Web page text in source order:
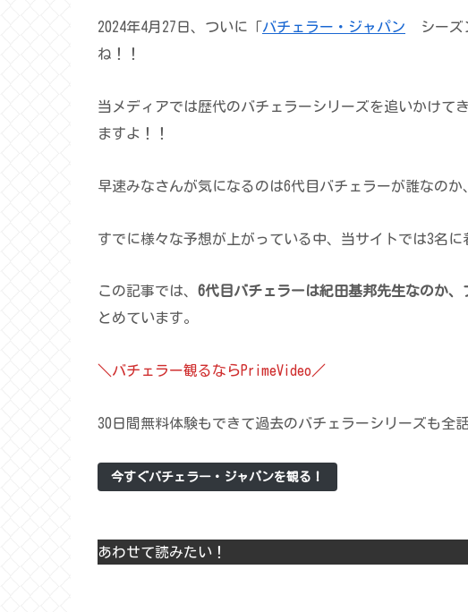
2024年4月27日、ついに「 バチェラー・ジャパン
シーズ
ね！！
当メディアでは歴代のバチェラーシリーズを追いかけて
ますよ！！
早速みなさんが気になるのは6代目バチェラーが誰なのか
すでに様々な予想が上がっている中、当サイトでは3名に
この記事では、 6代目バチェラーは紀田基邦先生なのか
とめています。
＼バチェラー観るならPrimeVideo／
30日間無料体験もできて過去のバチェラーシリーズも全
今すぐバチェラー・ジャパンを観る！
あわせて読みたい！